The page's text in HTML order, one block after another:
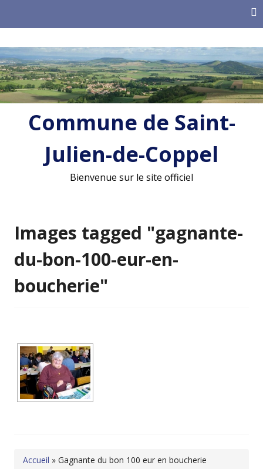
Commune de Saint-
Julien-de-Coppel
Bienvenue sur le site officiel
Images tagged "gagnante-
du-bon-100-eur-en-
boucherie"
Accueil » Gagnante du bon 100 eur en boucherie